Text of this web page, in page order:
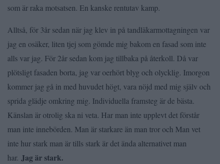
som är raka motsatsen. En kanske rentutav kamp.
Alltså, för 3år sedan när jag klev in på tandläkarmottagningen var
jag en osäker, liten tjej som gömde mig bakom en fasad som inte
alls var jag. För 2år sedan kom jag tillbaka på återkoll. Då var
plötsligt fasaden borta, jag var oerhört blyg och olycklig. Imorgon
kommer jag gå in med huvudet högt, vara nöjd med mig själv och
sprida glädje omkring mig. Individuella framsteg är de bästa.
Känslan är otrolig ska ni veta. Har man inte upplevt det förstår
man inte innebörden. Man är starkare än man tror och Man vet
inte hur stark man är tills stark är det ända alternativet man
har. Jag är stark.